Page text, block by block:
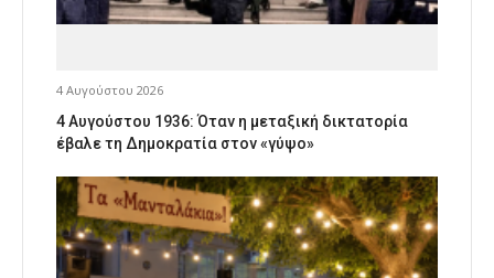
4 Αυγούστου 2026
4 Αυγούστου 1936: Όταν η μεταξική δικτατορία
έβαλε τη Δημοκρατία στον «γύψο»